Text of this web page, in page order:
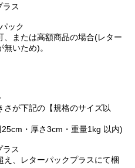
ラス
ック
または高額商品の場合(レター
いため)。
が下記の【規格のサイズ以
・厚さ3cm・重量1kg 以内)
ラス
、レターパックプラスにて梱